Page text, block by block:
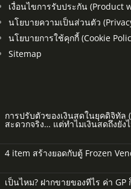
เงื่อนไขการรับประกัน (Product
นโยบายความเป็นส่วนตัว
นโยบายการใช้คุกกี้ (Cookie
Sitemap
การปรับตัวของเงินสดในยุคดิจิทัล
สะดวกจริง… แต่ทำไมเงินสดถึงยัง
4 item สร้างยอดกับตู้ Frozen
เป็นไหม? ฝากขายของทีไร ค่า